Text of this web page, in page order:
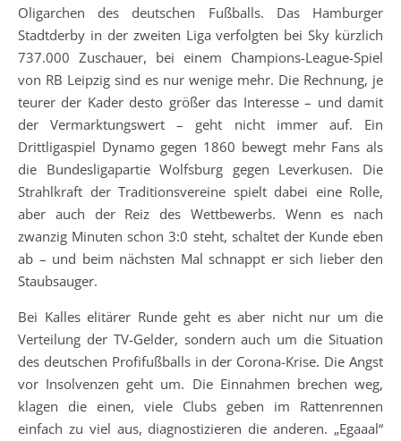
Oligarchen des deutschen Fußballs. Das Hamburger
Stadtderby in der zweiten Liga verfolgten bei Sky kürzlich
737.000 Zuschauer, bei einem Champions-League-Spiel
von RB Leipzig sind es nur wenige mehr. Die Rechnung, je
teurer der Kader desto größer das Interesse – und damit
der Vermarktungswert – geht nicht immer auf. Ein
Drittligaspiel Dynamo gegen 1860 bewegt mehr Fans als
die Bundesligapartie Wolfsburg gegen Leverkusen. Die
Strahlkraft der Traditionsvereine spielt dabei eine Rolle,
aber auch der Reiz des Wettbewerbs. Wenn es nach
zwanzig Minuten schon 3:0 steht, schaltet der Kunde eben
ab – und beim nächsten Mal schnappt er sich lieber den
Staubsauger.
Bei Kalles elitärer Runde geht es aber nicht nur um die
Verteilung der TV-Gelder, sondern auch um die Situation
des deutschen Profifußballs in der Corona-Krise. Die Angst
vor Insolvenzen geht um. Die Einnahmen brechen weg,
klagen die einen, viele Clubs geben im Rattenrennen
einfach zu viel aus, diagnostizieren die anderen. „Egaaal“